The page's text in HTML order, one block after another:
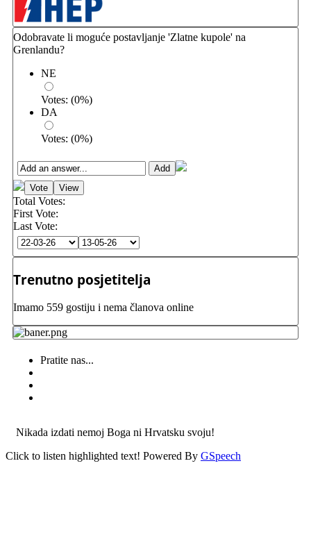
Odobravate li moguće postavljanje 'Zlatne kupole' na
Grenlandu?
NE
Votes: (0%)
DA
Votes: (0%)
Total Votes:
First Vote:
Last Vote:
Trenutno posjetitelja
Imamo 559 gostiju i nema članova online
Pratite nas...
Nikada izdati nemoj Boga ni Hrvatsku svoju!
Click to listen highlighted text! Powered By GSpeech